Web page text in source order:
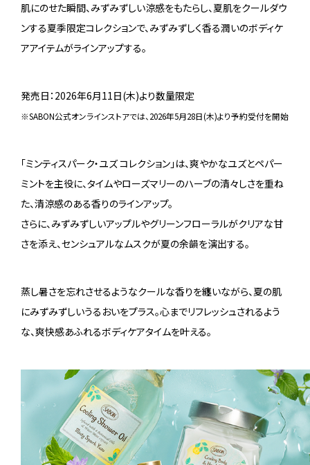
肌にのせた瞬間、みずみずしい涼感をもたらし、夏肌をクールダウ
ンする夏季限定コレクションで、みずみずしく香る潤いのボディケ
アアイテムがラインアップする。
発売日：2026年6月11日(木)より数量限定
※SABON公式オンラインストアでは、2026年5月28日(木)より予約受付を開始
「ミンティスパーク・ユズ コレクション」は、爽やかなユズとペパー
ミントを主役に、タイムやローズマリーのハーブの清々しさを重ね
た、清涼感のある香りのラインアップ。
さらに、みずみずしいアップルやグリーンフローラルがクリアな甘
さを添え、センシュアルなムスクが夏の余韻を演出する。
蒸し暑さを忘れさせるようなクールな香りを纏いながら、夏の肌
にみずみずしいうるおいをプラス。心までリフレッシュされるよう
な、爽快感あふれるボディケアタイムを叶える。